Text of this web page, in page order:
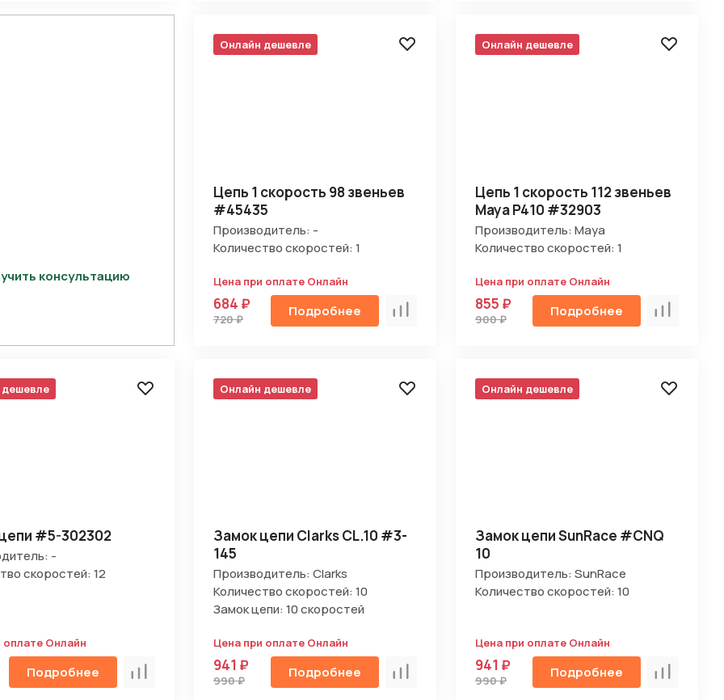
консультацию
Онлайн дешевле
Цепь 1 скорость 98 звеньев
#45435
Производитель: -
Количество скоростей: 1
Цена при оплате Онлайн
684 ₽
720 ₽ Подробнее Сравнить
Онлайн дешевле
Цепь 1 скорость 112 звеньев
Maya P410 #32903
Производитель: Maya
Количество скоростей: 1
Цена при оплате Онлайн
855 ₽
900 ₽ Подробнее Сравнить
#5-302302
-
скоростей: 12
оплате Онлайн
Подробнее Сравнить
Онлайн дешевле
Замок цепи Clarks CL.10 #3-
145
Производитель: Clarks
Количество скоростей: 10
Замок цепи: 10 скоростей
Цена при оплате Онлайн
941 ₽
990 ₽ Подробнее Сравнить
Онлайн дешевле
Замок цепи SunRace #CNQ
10
Производитель: SunRace
Количество скоростей: 10
Цена при оплате Онлайн
941 ₽
990 ₽ Подробнее Сравнить
кнопку “Отправить заявку”, вы даетесогласие на обработку
данных и соглашаетесь с политикой конфиденциальности